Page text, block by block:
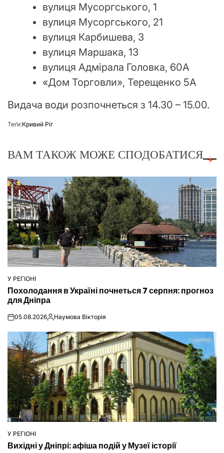
вулиця Мусоргського, 1
вулиця Мусоргського, 21
вулиця Карбишева, 3
вулиця Маршака, 13
вулиця Адмірала Головка, 60А
«Дом Торговли», Терещенко 5А
Видача води розпочнеться з 14.30 – 15.00.
Теґи:Кривий Ріг
ВАМ ТАКОЖ МОЖЕ СПОДОБАТИСЯ
ОПУБЛІКУВАТИ
У РЕГІОНІ
Похолодання в Україні почнеться 7 серпня: прогноз
для Дніпра
on05.08.2026Опубліковано
Наумова Вікторія
ОПУБЛІКУВАТИ
У
У РЕГІОНІ
Вихідні у Дніпрі: афіша подій у Музеї історії